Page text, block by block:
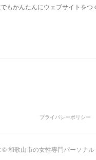
もかんたんにウェブサイトをつ
プライバシーポリシー
和歌山市の女性専門パーソナ